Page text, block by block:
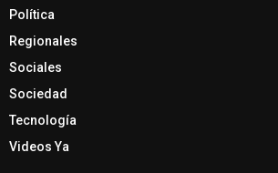
Política
Regionales
Sociales
Sociedad
Tecnología
Videos Ya